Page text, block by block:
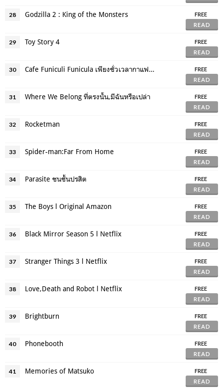
28 Godzilla 2 : King of the Monsters
FREE
READ
29 Toy Story 4
FREE
READ
30 Cafe Funiculi Funicula เพียงชั่วเวลากาแฟยังอุ่น
FREE
READ
31 Where We Belong ที่ตรงนั้น,มีฉันหรือเปล่า
FREE
READ
32 Rocketman
FREE
READ
33 Spider-man:Far From Home
FREE
READ
34 Parasite ชนชั้นปรสิต
FREE
READ
35 The Boys l Original Amazon
FREE
READ
36 Black Mirror Season 5 l Netflix
FREE
READ
37 Stranger Things 3 l Netflix
FREE
READ
38 Love,Death and Robot l Netflix
FREE
READ
39 Brightburn
FREE
READ
40 Phonebooth
FREE
READ
41 Memories of Matsuko
FREE
READ